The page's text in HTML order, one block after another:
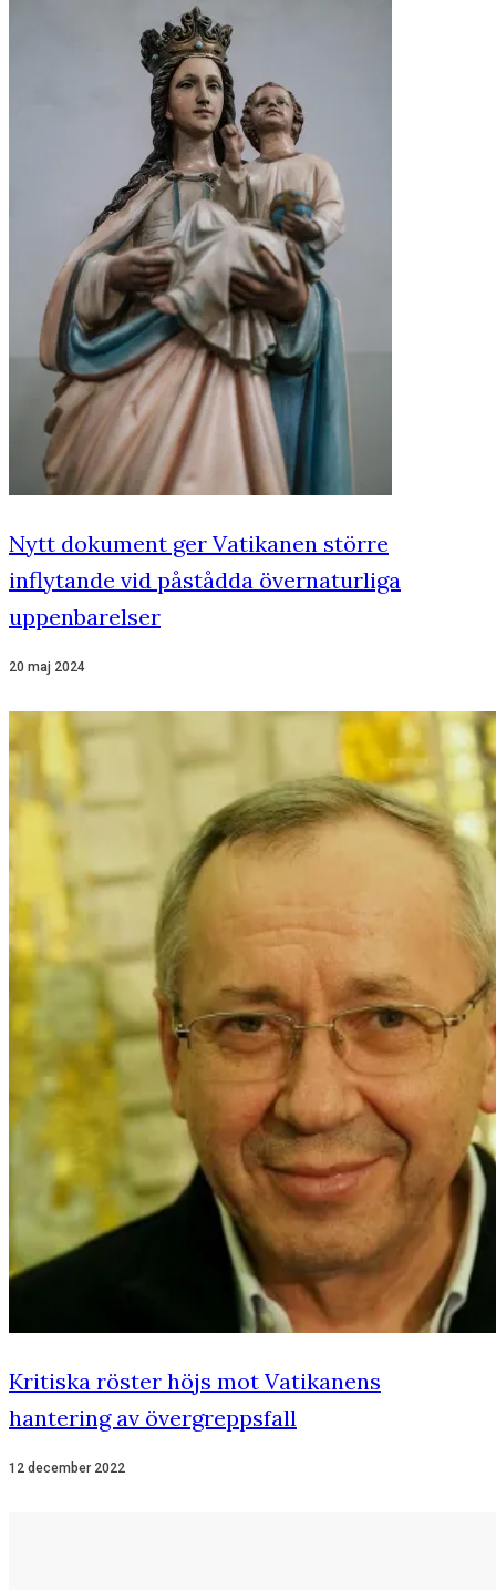
Nytt dokument ger Vatikanen större
inflytande vid påstådda övernaturliga
uppenbarelser
20 maj 2024
Kritiska röster höjs mot Vatikanens
hantering av övergreppsfall
12 december 2022